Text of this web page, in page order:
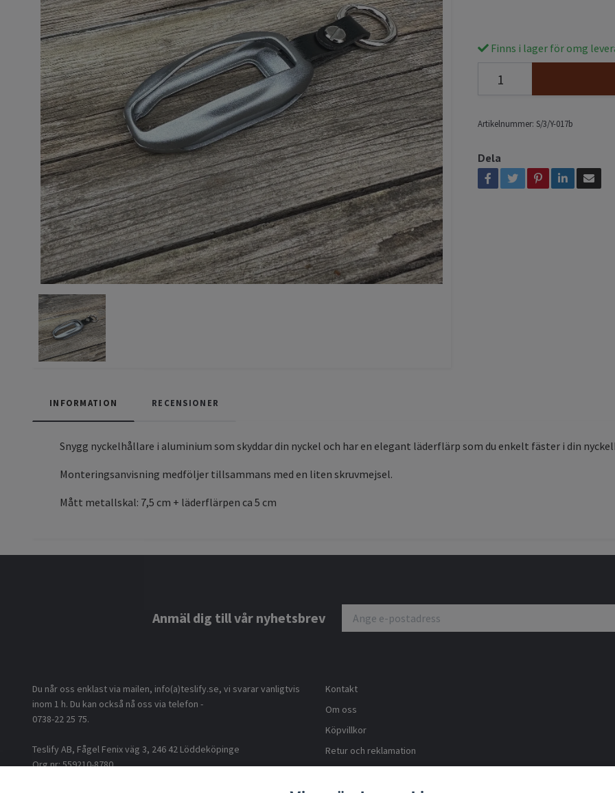
Finns i lager för omg
Artikelnummer: S/3/Y-017b
Dela
INFORMATION RECENSIONER
Snygg nyckelhållare i aluminium som skyddar din nyckel och har en elegant läderflärp som du enkelt fäster i din
Monteringsanvisning medföljer tillsammans med en liten skruvmejsel.
Mått metallskal: 7,5 cm + läderflärpen ca 5 cm
Anmäl dig till vår nyhetsbrev
Du når oss enklast via mailen, info(a)teslify.se, vi svarar vanligtvis
inom 1 h. Du kan också nå oss via telefon -
0738-22 25 75.
Teslify AB, Fågel Fenix väg 3, 246 42 Löddeköpinge
Org nr: 559210-8780
Kontakt
Om oss
Köpvillkor
Retur och reklamation